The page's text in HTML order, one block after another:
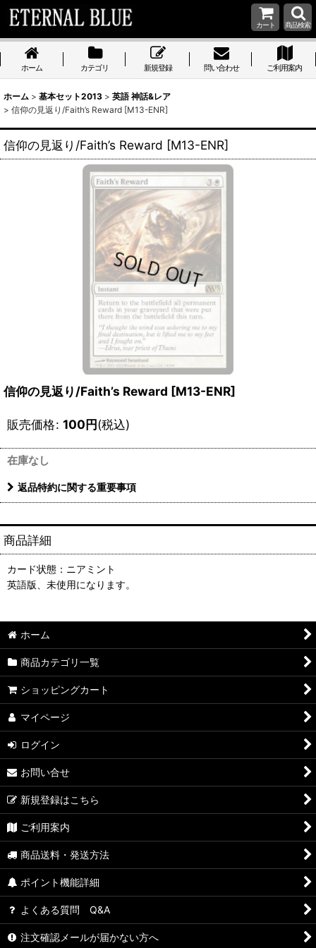
カート 商品検索
ホーム カテゴリ 新規登録 問い合わせ ご利用案内
ホーム > 基本セット2013 > 英語 神話&レア
> 信仰の見返り/Faith’s Reward [M13-ENR]
信仰の見返り/Faith’s Reward [M13-ENR]
信仰の見返り/Faith’s Reward [M13-ENR]
販売価格: 100円(税込)
在庫なし
返品特約に関する重要事項
商品詳細
カード状態：ニアミント
英語版、未使用になります。
ホーム
商品カテゴリ一覧
ショッピングカート
マイページ
ログイン
お問い合せ
新規登録はこちら
ご利用案内
商品送料・発送方法
ポイント機能詳細
よくある質問 Q&A
注文確認メールが届かない方へ